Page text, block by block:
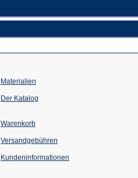
Materialien
Der Katalog
Warenkorb
Versandgebühren
Kundeninformationen